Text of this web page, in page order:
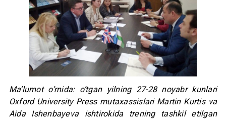
Ma’lumot o’rnida: o’tgan yilning 27-28 noyabr kunlari
Oxford University Press mutaxassislari Martin Kurtis va
Aida Ishenbayeva ishtirokida trening tashkil etilgan